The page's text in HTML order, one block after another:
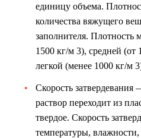
единицу объема.
количества вяжущего
заполнителя. Плотность
1500 кг/м 3), средней (от
легкой (менее 1000 кг/м
Скорость затвердевания
раствор переходит из
твердое. Скорость
температуры,